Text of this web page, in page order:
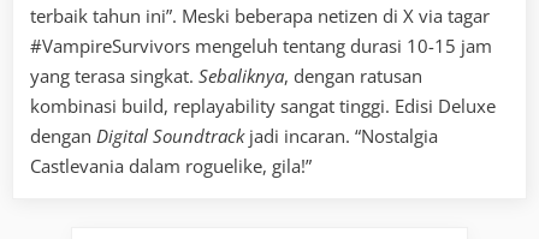
terbaik tahun ini”. Meski beberapa netizen di X via tagar
#VampireSurvivors mengeluh tentang durasi 10-15 jam
yang terasa singkat. Sebaliknya, dengan ratusan
kombinasi build, replayability sangat tinggi. Edisi Deluxe
dengan Digital Soundtrackjadi incaran. “Nostalgia
Castlevania dalam roguelike, gila!”